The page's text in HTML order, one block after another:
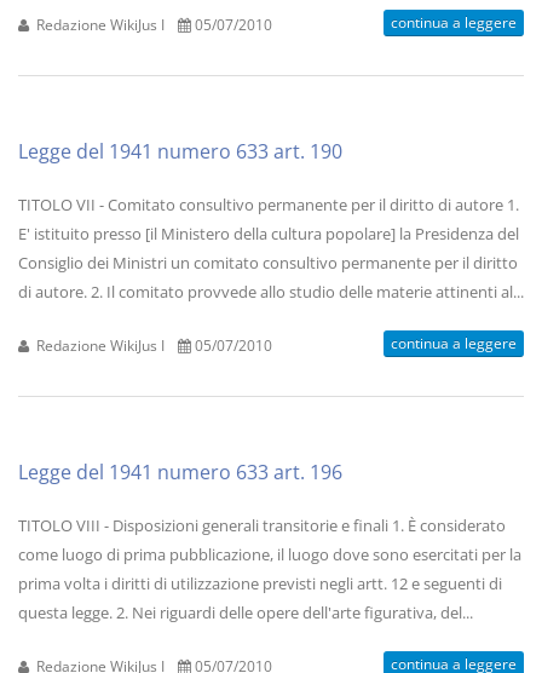
Redazione WikiJus I 05/07/2010 continua a leggere
Legge del 1941 numero 633 art. 190
TITOLO VII - Comitato consultivo permanente per il diritto di autore 1.
E' istituito presso [il Ministero della cultura popolare] la Presidenza del
Consiglio dei Ministri un comitato consultivo permanente per il diritto
di autore. 2. Il comitato provvede allo studio delle materie attinenti al...
Redazione WikiJus I 05/07/2010 continua a leggere
Legge del 1941 numero 633 art. 196
TITOLO VIII - Disposizioni generali transitorie e finali 1. È considerato
come luogo di prima pubblicazione, il luogo dove sono esercitati per la
prima volta i diritti di utilizzazione previsti negli artt. 12 e seguenti di
questa legge. 2. Nei riguardi delle opere dell'arte figurativa, del...
Redazione WikiJus I 05/07/2010 continua a leggere